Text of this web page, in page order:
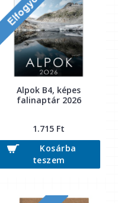
Alpok B4, képes
falinaptár 2026
1.715 Ft
Kosárba
teszem